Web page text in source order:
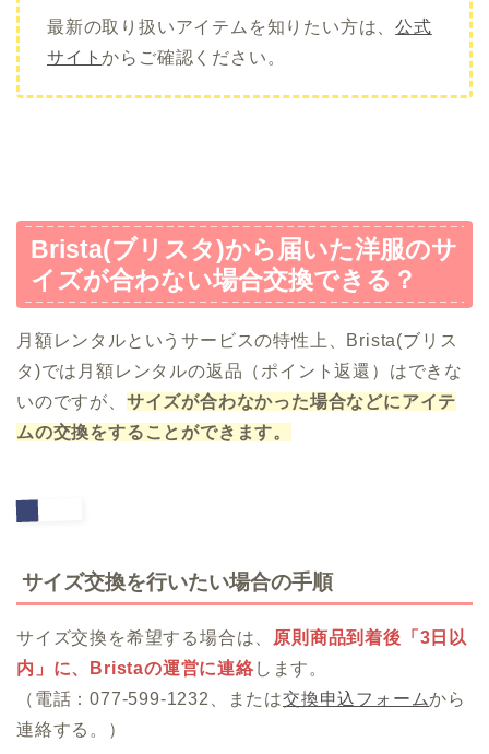
最新の取り扱いアイテムを知りたい方は、公式
サイトからご確認ください。
Brista(ブリスタ)から届いた洋服のサ
イズが合わない場合交換できる？
月額レンタルというサービスの特性上、Brista(ブリス
タ)では月額レンタルの返品（ポイント返還）はできな
いのですが、 サイズが合わなかった場合などにアイテ
ムの交換をすることができます。
サイズ交換を行いたい場合の手順
サイズ交換を希望する場合は、
原則商品到着後「3日以
内」に、Bristaの運営に連絡 します。
（電話：077-599-1232、または交換申込フォームから
連絡する。）